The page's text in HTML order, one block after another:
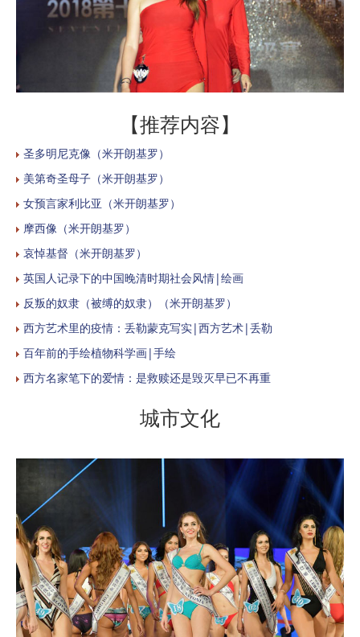
【推荐内容】
圣多明尼克像（米开朗基罗）
美第奇圣母子（米开朗基罗）
女预言家利比亚（米开朗基罗）
摩西像（米开朗基罗）
哀悼基督（米开朗基罗）
英国人记录下的中国晚清时期社会风情|绘画
反叛的奴隶（被缚的奴隶）（米开朗基罗）
西方艺术里的疫情：丢勒蒙克写实|西方艺术|丢勒
百年前的手绘植物科学画|手绘
西方名家笔下的爱情：是救赎还是毁灭早已不再重
城市文化